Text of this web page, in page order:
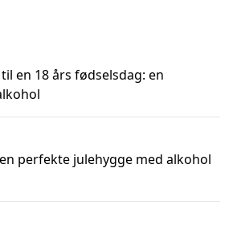
en 18 års fødselsdag: en
perfekte julehygge med alkohol